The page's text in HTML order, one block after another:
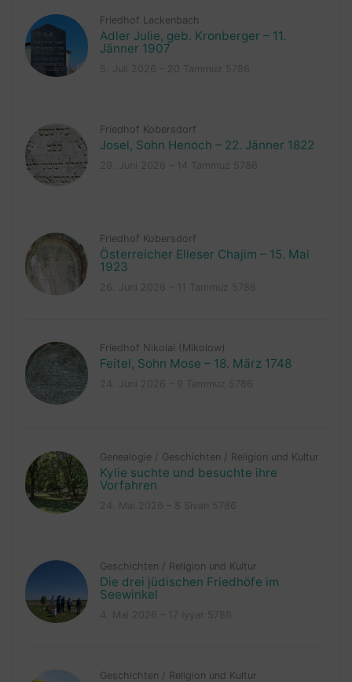
Friedhof Lackenbach
Adler Julie, geb. Kronberger – 11.
Jänner 1907
Friedhof Kobersdorf
Josel, Sohn Henoch – 22. Jänner 1822
Friedhof Kobersdorf
Österreicher Elieser Chajim – 15. Mai
1923
Friedhof Nikolai (Mikolow)
Feitel, Sohn Mose – 18. März 1748
Genealogie / Geschichten / Religion und Kultur
Kylie suchte und besuchte ihre
Vorfahren
Geschichten / Religion und Kultur
Die drei jüdischen Friedhöfe im
Seewinkel
Geschichten / Religion und Kultur